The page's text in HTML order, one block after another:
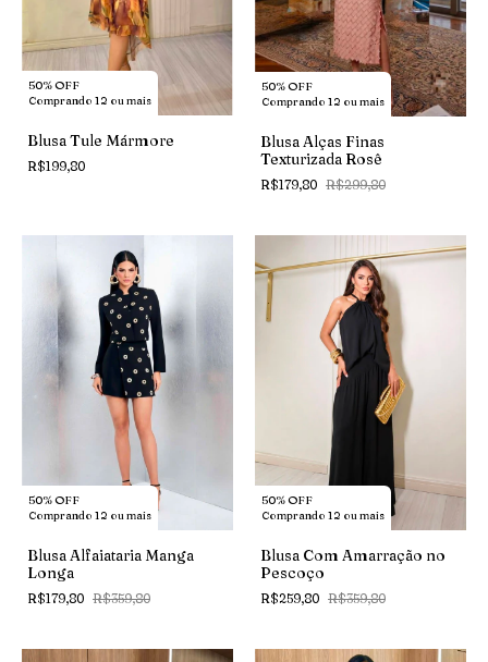
50% OFF
Comprando 12 ou mais
Blusa Tule Mármore
R$199,80
50% OFF
Comprando 12 ou mais
Blusa Alças Finas
Texturizada Rosê
R$179,80 R$299,80
50% OFF
Comprando 12 ou mais
Blusa Alfaiataria Manga
Longa
R$179,80 R$359,80
50% OFF
Comprando 12 ou mais
Blusa Com Amarração no
Pescoço
R$259,80 R$359,80